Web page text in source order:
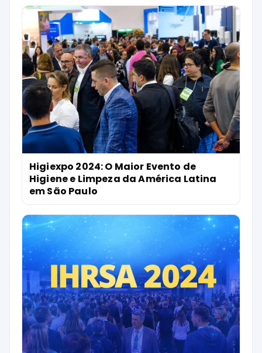
Higiexpo 2024: O Maior Evento de
Higiene e Limpeza da América Latina
em São Paulo